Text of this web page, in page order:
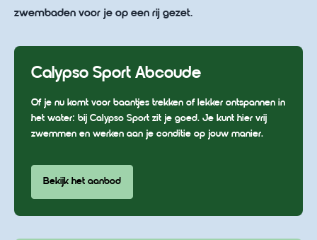
zwembaden voor je op een rij gezet.
Calypso Sport Abcoude
Of je nu komt voor baantjes trekken of lekker ontspannen in
het water: bij Calypso Sport zit je goed. Je kunt hier vrij
zwemmen en werken aan je conditie op jouw manier.
Bekijk het aanbod